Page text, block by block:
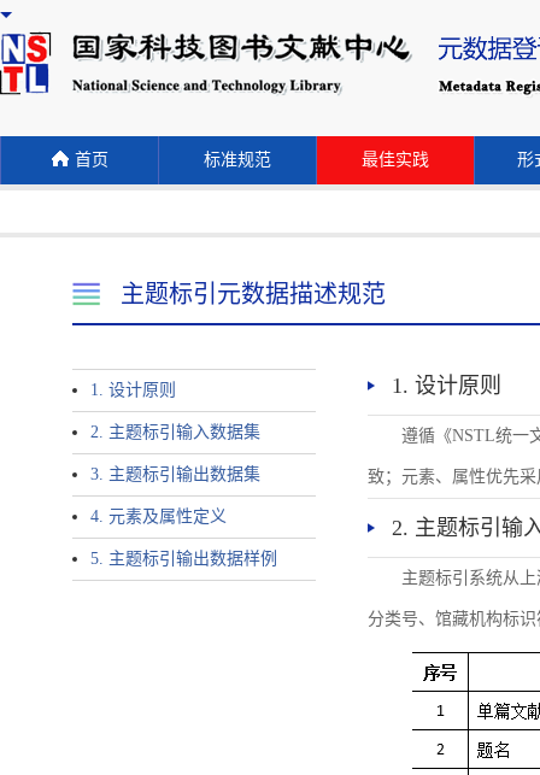
首页 标准规范 最佳实践 形
主题标引元数据描述规范
1. 设计原则
2. 主题标引输入数据集
3. 主题标引输出数据集
4. 元素及属性定义
5. 主题标引输出数据样例
1. 设计原则
遵循《NSTL统一
致；元素、属性优先
2. 主题标引输
主题标引系统从
分类号、馆藏机构标